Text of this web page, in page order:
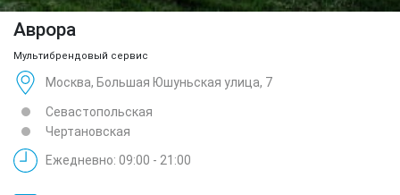
Аврора
Мультибрендовый сервис
Москва, Большая Юшуньская улица, 7
Севастопольская
Чертановская
Ежедневно: 09:00 - 21:00